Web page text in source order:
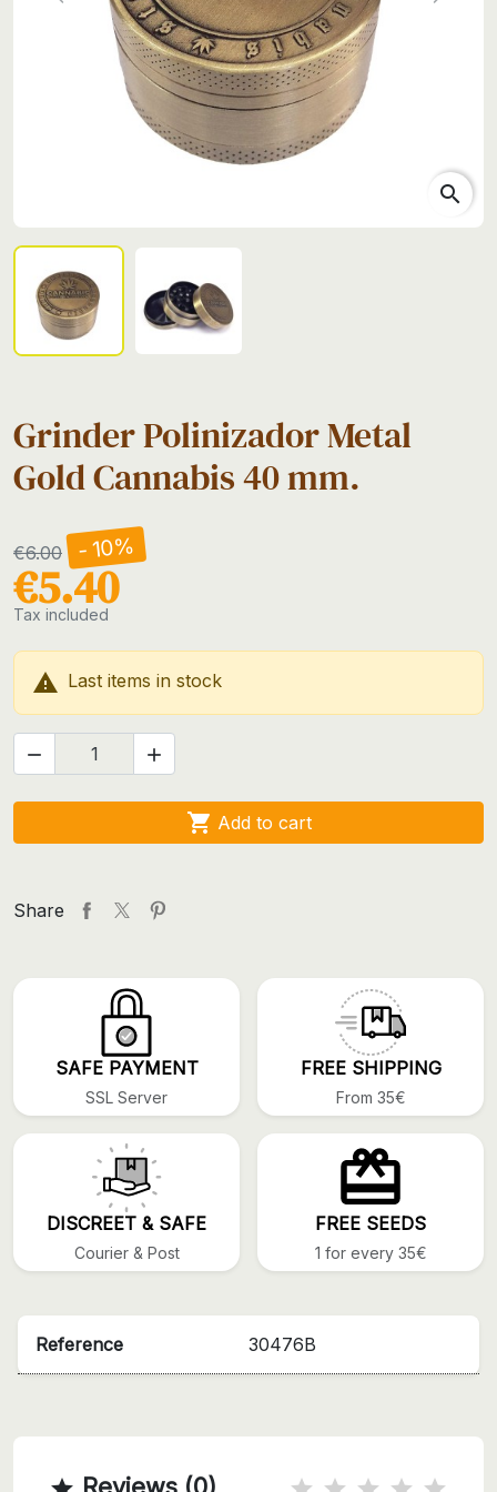
search
Grinder Polinizador Metal
Gold Cannabis 40 mm.
€6.00 - 10%
€5.40
Tax included
 Last items in stock
 
 Add to cart
Share
SAFE PAYMENT
SSL Server
FREE SHIPPING
From 35€
DISCREET & SAFE
Courier & Post
FREE SEEDS
1 for every 35€
Reference 30476B
Reviews (0)